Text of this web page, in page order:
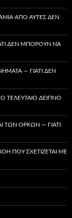
ΑΠΌ ΑΥΤΈΣ ΔΕΝ
ΔΕΝ ΜΠΟΡΟΎΝ ΝΑ
— ΓΙΑΤΊ ΔΕΝ
ΤΕΛΕΥΤΑΊΟ ΔΕΊΠΝΟ
ΤΩΝ ΌΡΚΩΝ — ΓΙΑΤΊ
ΠΟΥ ΣΧΕΤΊΖΕΤΑΙ ΜΕ